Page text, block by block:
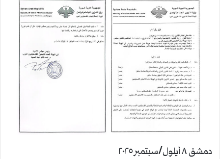
دمشق ٨ أيلول/سبتمبر ٢٠٢٥